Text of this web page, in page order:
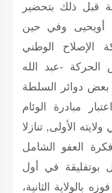
قبل ذلك بتحضير
أويحيى وفي حين
الإصلاح الوطني
الحركة -عبد الله
بعض دوائر السلطة
مبادرة الوئام
الأولى, تنازلا
العفو الشامل
في أول
بالولاية الثانية،